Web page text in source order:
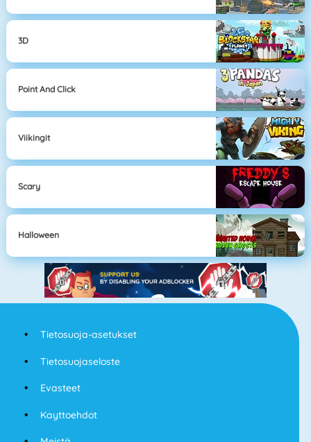
3D
Point And Click
Viikingit
Scary
Halloween
Tietosuoja-asetukset
Tietosuojaseloste
Evasteet
Kayttoehdot